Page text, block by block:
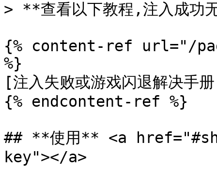
> **查看以下教程,注入成功
{% content-ref url="/
%}
[注入失败或游戏闪退解决
{% endcontent-ref %}
## **使用** <a
key"></a>